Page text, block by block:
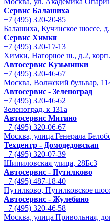
Москва, ул. Академика
Сервис Балашиха
+7 (495) 320-20-85
Балашиха, Кучинское шоссе,
Сервис Химки
+7 (495) 320-17-13
Химки, Нагорное ш., д.2,
Автосервис Кузьминки
+7 (495) 320-46-67
Москва, Волжский бульвар,
Автосервис - Зеленоград
+7 (495) 320-46-62
Зеленоград, к 131а
Автосервис Митино
+7 (495) 320-06-67
Москва, улица Генерала
Техцентр - Домодедовская
+7 (495) 320-07-39
Шипиловская улица, 28Бс3
Автосервис - Путилково
+7 (495) 487-18-40
Путилково, Путилковское
Автосервис - Жулебино
+7 (495) 320-46-58
Москва, улица Привольная,